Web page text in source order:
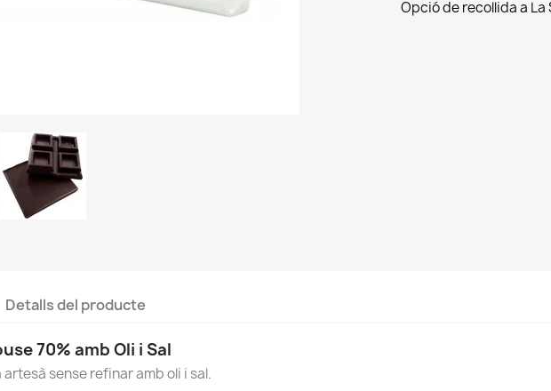
Opció de recollida a La
Detalls del producte
70% amb Oli i Sal
sense refinar amb oli i sal.